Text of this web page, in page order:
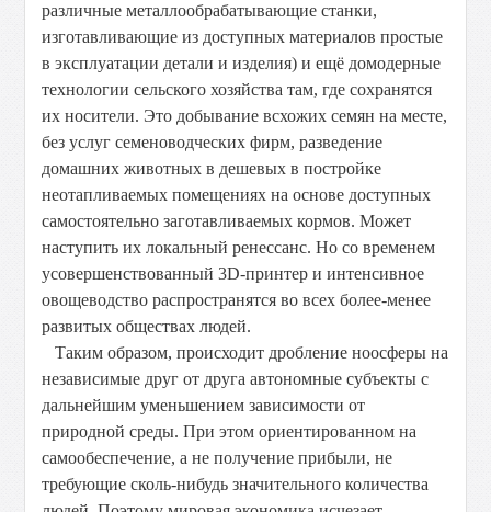
различные металлообрабатывающие станки,
изготавливающие из доступных материалов простые
в эксплуатации детали и изделия) и ещё домодерные
технологии сельского хозяйства там, где сохранятся
их носители. Это добывание всхожих семян на месте,
без услуг семеноводческих фирм, разведение
домашних животных в дешевых в постройке
неотапливаемых помещениях на основе доступных
самостоятельно заготавливаемых кормов. Может
наступить их локальный ренессанс. Но со временем
усовершенствованный 3D-принтер и интенсивное
овощеводство распространятся во всех более-менее
развитых обществах людей.
Таким образом, происходит дробление ноосферы на
независимые друг от друга автономные субъекты с
дальнейшим уменьшением зависимости от
природной среды. При этом ориентированном на
самообеспечение, а не получение прибыли, не
требующие сколь-нибудь значительного количества